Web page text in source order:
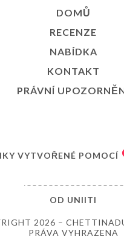
DOMŮ
RECENZE
NABÍDKA
KONTAKT
PRÁVNÍ
2026 –
PRÁVA VYHRAZENA
VYTVOŘENÉ POMOCÍ
OD UNIITI